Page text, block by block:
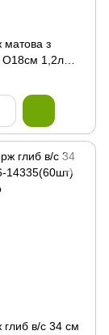
матова з
О18см 1,2л
в/с 34 см